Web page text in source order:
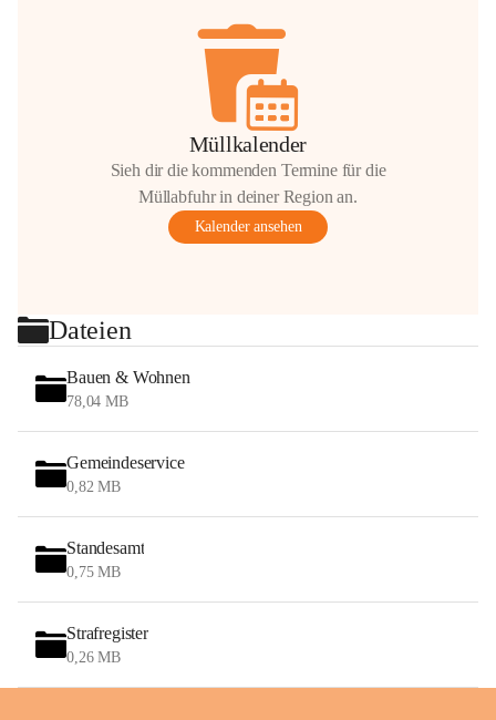
Müllkalender
Sieh dir die kommenden Termine für die
Müllabfuhr in deiner Region an.
Kalender ansehen
Dateien
Bauen & Wohnen
78,04 MB
Gemeindeservice
0,82 MB
Standesamt
0,75 MB
Strafregister
0,26 MB